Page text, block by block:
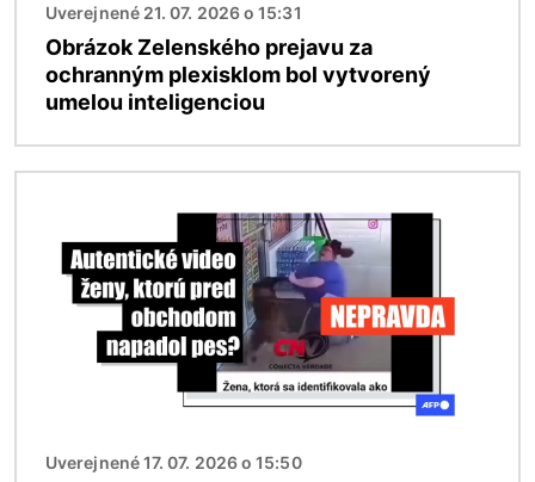
Uverejnené 21. 07. 2026 o 15:31
Obrázok Zelenského prejavu za
ochranným plexisklom bol vytvorený
umelou inteligenciou
Uverejnené 17. 07. 2026 o 15:50